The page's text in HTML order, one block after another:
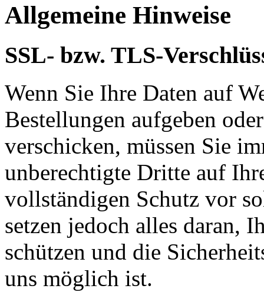
Allgemeine Hinweise
SSL- bzw. TLS-
Wenn Sie Ihre Daten auf
Bestellungen aufgeben
verschicken, müssen Sie
unberechtigte Dritte auf
vollständigen Schutz vor
setzen jedoch alles daran,
schützen und die
uns möglich ist.